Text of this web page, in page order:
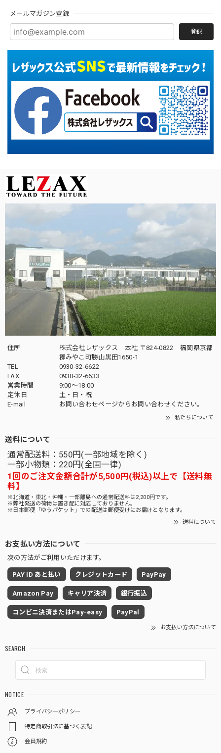
メールマガジン登録
登録
住所
株式会社レザックス 本社 〒824-0822 福岡県京都
郡みやこ町勝山黒田1650-1
TEL
0930-32-6622
FAX
0930-32-6633
営業時間
9:00〜18:00
定休日
土・日・祝
E-mail
お問い合わせページからお問い合わせください。
私たちについて
送料について
通常配送料：550円(一部地域を除く)
一部小物類：220円(全国一律)
1回のご注文金額合計が5,500円(税込)以上で【送料無
料】
※北海道・東北・沖縄・一部離島への通常配送料は2,200円です。
※弊社発送の荷物は置き配に対応しておりません。
※日本郵便「ゆうパケット」での配送は郵便受けにお届けとなります。
送料について
お支払い方法について
次の方法がご利用いただけます。
PAY ID あと払い クレジットカード PayPay
Amazon Pay キャリア決済 銀行振込
コンビニ決済またはPay-easy PayPal
お支払い方法について
SEARCH
NOTICE
プライバシーポリシー
特定商取引法に基づく表記
会員規約